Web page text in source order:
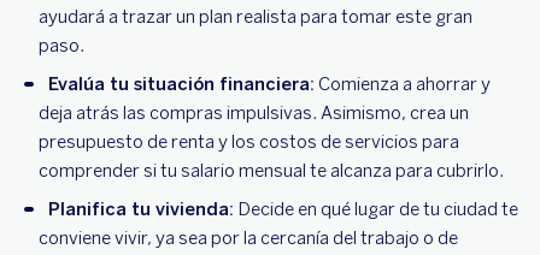
ayudará a trazar un plan realista para tomar este gran
paso.
Evalúa tu situación financiera: Comienza a ahorrar y
deja atrás las compras impulsivas. Asimismo, crea un
presupuesto de renta y los costos de servicios para
comprender si tu salario mensual te alcanza para cubrirlo.
Planifica tu vivienda: Decide en qué lugar de tu ciudad te
conviene vivir, ya sea por la cercanía del trabajo o de